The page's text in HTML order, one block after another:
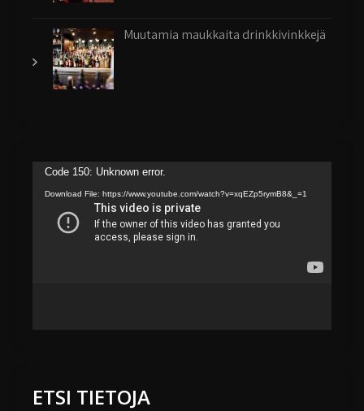
Muutamia maukkaita drinkkivinkkejä
Video
Player
Code 150: Unknown error.
Download File: https://www.youtube.com/watch?v=xqEZp5rymB8&_=1
ETSI TIETOJA